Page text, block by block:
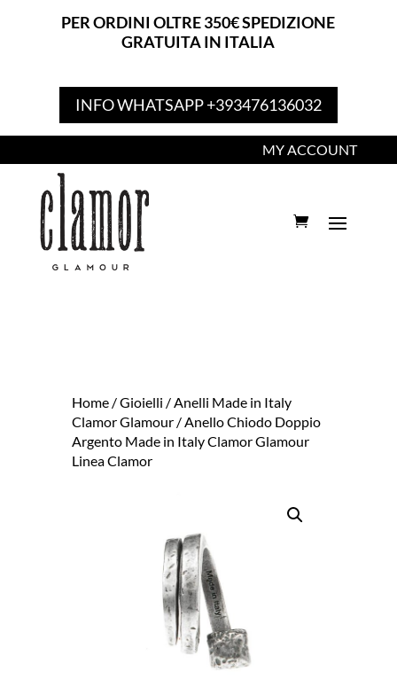
PER ORDINI OLTRE 350€ SPEDIZIONE
GRATUITA IN ITALIA
INFO WHATSAPP +393476136032
MY ACCOUNT
Home/Gioielli / Anelli Made in Italy
Clamor Glamour/ Anello Chiodo Doppio
Argento Made in Italy Clamor Glamour
Linea Clamor